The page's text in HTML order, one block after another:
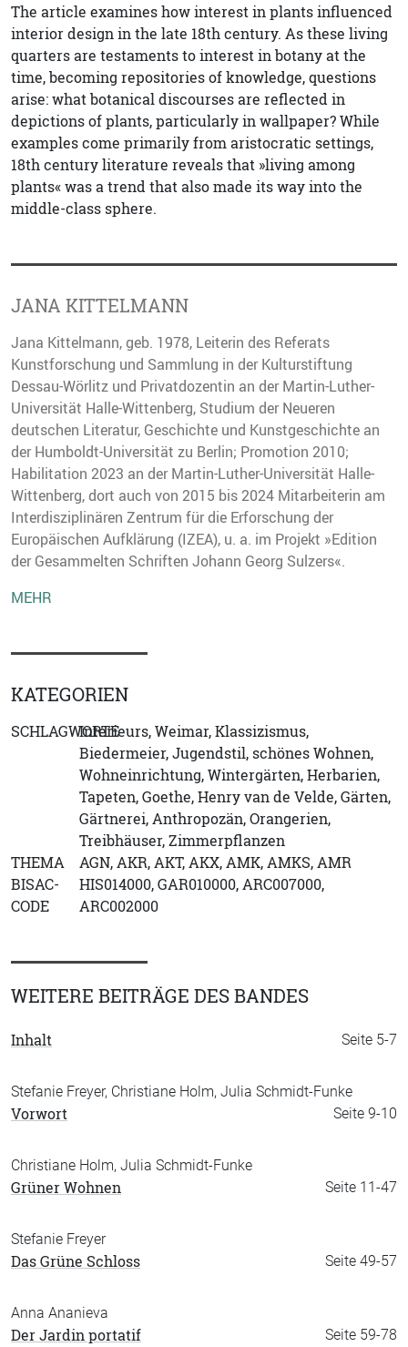
The article examines how interest in plants influenced
interior design in the late 18th century. As these living
quarters are testaments to interest in botany at the
time, becoming repositories of knowledge, questions
arise: what botanical discourses are reflected in
depictions of plants, particularly in wallpaper? While
examples come primarily from aristocratic settings,
18th century literature reveals that »living among
plants« was a trend that also made its way into the
middle-­class sphere.
JANA KITTELMANN
Jana Kittelmann, geb. 1978, Leiterin des Referats
Kunstforschung und Sammlung in der Kulturstiftung
Dessau-Wörlitz und Privatdozentin an der Martin-Luther-
Universität Halle-Wittenberg, Studium der Neueren
deutschen Literatur, Geschichte und Kunstgeschichte an
der Humboldt-Universität zu Berlin; Promotion 2010;
Habilitation 2023 an der Martin-Luther-Universität Halle-
Wittenberg, dort auch von 2015 bis 2024 Mitarbeiterin am
Interdisziplinären Zentrum für die Erforschung der
Europäischen Aufklärung (IZEA), u. a. im Projekt »Edition
der Gesammelten Schriften Johann Georg Sulzers«.
MEHR
KATEGORIEN
SCHLAGWORTEInterieurs, Weimar, Klassizismus,
Biedermeier, Jugendstil, schönes Wohnen,
Wohneinrichtung, Wintergärten, Herbarien,
Tapeten, Goethe, Henry van de Velde, Gärten,
Gärtnerei, Anthropozän, Orangerien,
Treibhäuser, Zimmerpflanzen
THEMA
AGN, AKR, AKT, AKX, AMK, AMKS, AMR
BISAC-
CODE
HIS014000, GAR010000, ARC007000,
ARC002000
WEITERE BEITRÄGE DES BANDES
Seite 5-7
Inhalt
Stefanie Freyer, Christiane Holm, Julia Schmidt-Funke
Seite 9-10
Vorwort
Christiane Holm, Julia Schmidt-Funke
Seite 11-47
Grüner Wohnen
Stefanie Freyer
Seite 49-57
Das Grüne Schloss
Anna Ananieva
Seite 59-78
Der Jardin portatif